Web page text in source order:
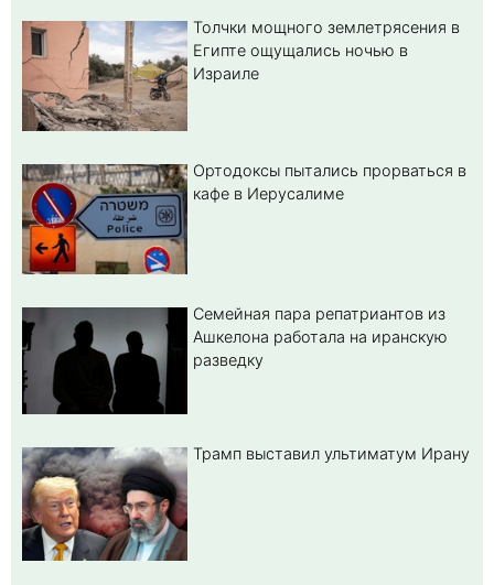
Толчки мощного землетрясения в
Египте ощущались ночью в
Израиле
Ортодоксы пытались прорваться в
кафе в Иерусалиме
Семейная пара репатриантов из
Ашкелона работала на иранскую
разведку
Трамп выставил ультиматум Ирану